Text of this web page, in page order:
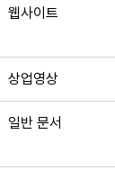
웹사이트
상업영상
일반 문서